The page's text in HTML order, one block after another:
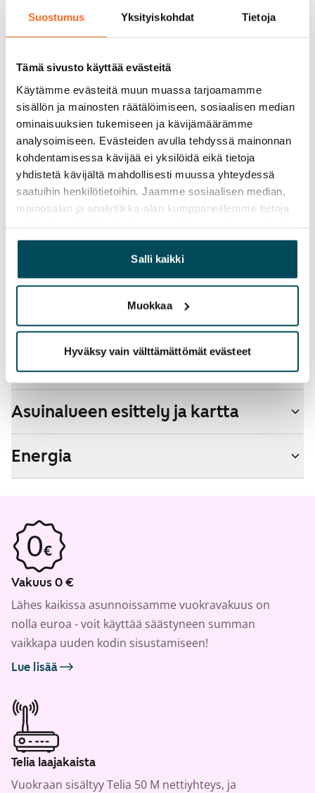
Suostumus Yksityiskohdat Tietoja
Tämä sivusto käyttää evästeitä
Käytämme evästeitä muun muassa tarjoamamme
sisällön ja mainosten räätälöimiseen, sosiaalisen median
ominaisuuksien tukemiseen ja kävijämäärämme
analysoimiseen. Evästeiden avulla tehdyssä mainonnan
kohdentamisessa kävijää ei yksilöidä eikä tietoja
yhdistetä kävijältä mahdollisesti muussa yhteydessä
saatuihin henkilötietoihin. Jaamme sosiaalisen median,
mainosalan ja analytiikka-alan kumppaneillemme tietoja
yhdistää näitä tietoja muihin tietoihin, joita olet antanut
heille tai joita on kerätty, kun olet käyttänyt heidän
palvelujaan.
Salli kaikki
Muokkaa
Hyväksy vain välttämättömät evästeet
Kotivakuutus
Pakollinen, ei sisälly vuokraan
Vesimaksu
27 €/hlö/kk
Sähkömaksu
Vuokralainen solmii itse sähkösopimuksen.
Laajakaista
Vuokraan sisältyy 50 M laajakaistaliittymä. Voit hankkia
lisänopeutta etuhintaan ottamalla yhteyttä
operaattoriin Telia.
Talon tiedot
Asuinalueen esittely ja kartta
Energia
Vakuus 0 €
Lähes kaikissa asunnoissamme vuokravakuus on
nolla euroa - voit käyttää säästyneen summan
vaikkapa uuden kodin sisustamiseen!
Lue lisää
Telia laajakaista
Vuokraan sisältyy Telia 50 M nettiyhteys, ja